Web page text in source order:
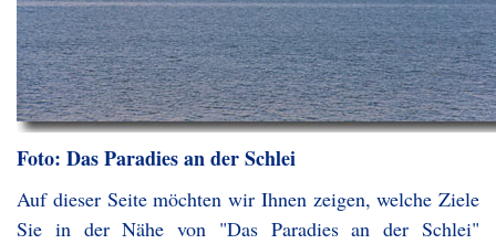
Foto: Das Paradies an der Schlei
Auf dieser Seite möchten wir Ihnen zeigen, welche Ziele
Sie in der Nähe von "Das Paradies an der Schlei"